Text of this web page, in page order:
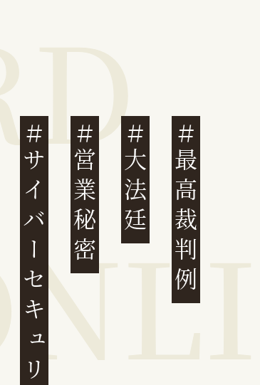
サイバーセキュリティ 営業秘密 大法廷 最高裁判例